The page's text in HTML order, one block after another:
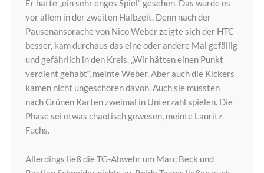
Er hatte „ein sehr enges Spiel“ gesehen. Das wurde es
vor allem in der zweiten Halbzeit. Denn nach der
Pausenansprache von Nico Weber zeigte sich der HTC
besser, kam durchaus das eine oder andere Mal gefällig
und gefährlich in den Kreis. „Wir hätten einen Punkt
verdient gehabt“, meinte Weber. Aber auch die Kickers
kamen nicht ungeschoren davon. Auch sie mussten
nach Grünen Karten zweimal in Unterzahl spielen. Die
Phase sei etwas chaotisch gewesen, meinte Lauritz
Fuchs.
Allerdings ließ die TG-Abwehr um Marc Beck und